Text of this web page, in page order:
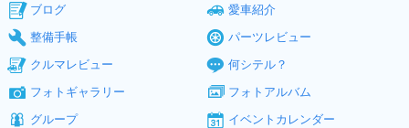
ブログ
愛車紹介
整備手帳
パーツレビュー
クルマレビュー
何シテル？
フォトギャラリー
フォトアルバム
グループ
イベントカレンダー